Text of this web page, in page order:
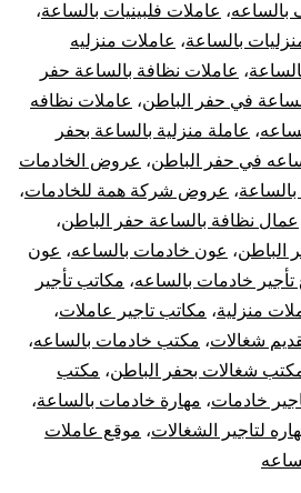
بالساعه، عاملات فلبينيات بالساعة،
بالساعة، عاملات منزليه
، عاملات نظافة بالساعة حفر
في حفر الباطن، عاملات نظافه
، عاملة منزلية بالساعة بحفر
في حفر الباطن، عروض الخادمات
، عروض شركة همة للخادمات،
عمال نظافة بالساعة حفر الباطن،
الباطن، عون خادمات بالساعه، عون
خادمات بالساعه، مكاتب تأجير
منزلية، مكاتب تاجير عاملات،
شغالات، مكتب خادمات بالساعه،
شغالات بحفر الباطن، مكتب
خادمات، مهارة خادمات بالساعة،
لتاجير الشغالات، موقع عاملات